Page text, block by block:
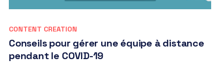
CONTENT CREATION
Conseils pour gérer une équipe à distance
pendant le COVID-19